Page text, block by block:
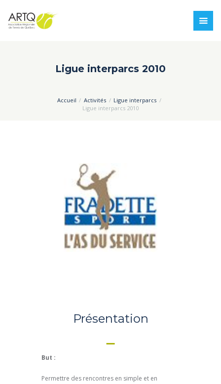
Ligue interparcs 2010
Accueil Activités
Ligue interparcs
Ligue interparcs 2010
Présentation
But :
Permettre des rencontres en simple et en